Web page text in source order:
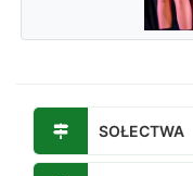
SOŁECTWA